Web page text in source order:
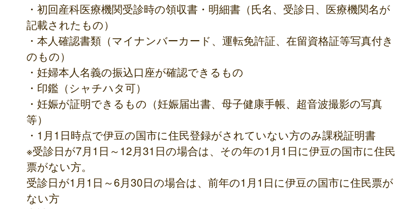
・初回産科医療機関受診時の領収書・明細書（氏名、受診日、医療機関名が
記載されたもの）
・本人確認書類（マイナンバーカード、運転免許証、在留資格証等写真付き
のもの）
・妊婦本人名義の振込口座が確認できるもの
・印鑑（シャチハタ可）
・妊娠が証明できるもの（妊娠届出書、母子健康手帳、超音波撮影の写真
等）
・1月1日時点で伊豆の国市に住民登録がされていない方のみ課税証明書
※受診日が7月1日～12月31日の場合は、その年の1月1日に伊豆の国市に住民
票がない方。
受診日が1月1日～6月30日の場合は、前年の1月1日に伊豆の国市に住民票が
ない方